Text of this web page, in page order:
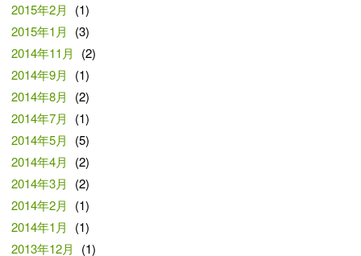
2015年2月
(1)
2015年1月
(3)
2014年11月
(2)
2014年9月
(1)
2014年8月
(2)
2014年7月
(1)
2014年5月
(5)
2014年4月
(2)
2014年3月
(2)
2014年2月
(1)
2014年1月
(1)
2013年12月
(1)